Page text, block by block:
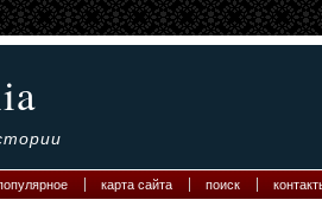
карта сайта поиск